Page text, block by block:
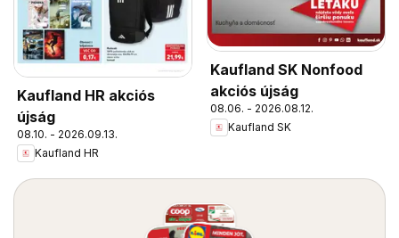
Kaufland HR akciós
újság
08.10. - 2026.09.13.
Kaufland HR
Kaufland SK Nonfood
akciós újság
08.06. - 2026.08.12.
Kaufland SK